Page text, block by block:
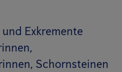
und Exkremente
Schornsteinen